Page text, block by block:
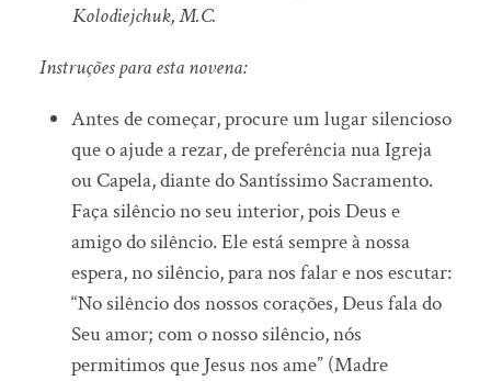
Kolodiejchuk, M.C.
Instruções para esta novena:
Antes de começar, procure um lugar silencioso
que o ajude a rezar, de preferência nua Igreja
ou Capela, diante do Santíssimo Sacramento.
Faça silêncio no seu interior, pois Deus e
amigo do silêncio. Ele está sempre à nossa
espera, no silêncio, para nos falar e nos escutar:
“No silêncio dos nossos corações, Deus fala do
Seu amor; com o nosso silêncio, nós
permitimos que Jesus nos ame” (Madre